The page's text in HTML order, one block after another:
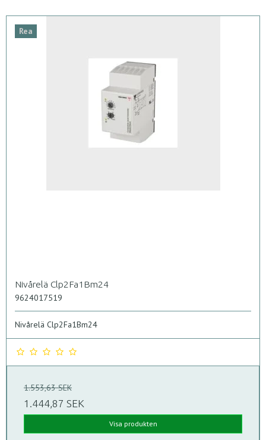
Rea
Nivårelä Clp2Fa1Bm24
9624017519
Nivårelä Clp2Fa1Bm24
1.553,63 SEK
1.444,87 SEK
Visa produkten